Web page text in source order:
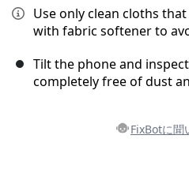
Use only clean cloths
with fabric softener to
Tilt the phone and
completely free of dust
FixBotに聞